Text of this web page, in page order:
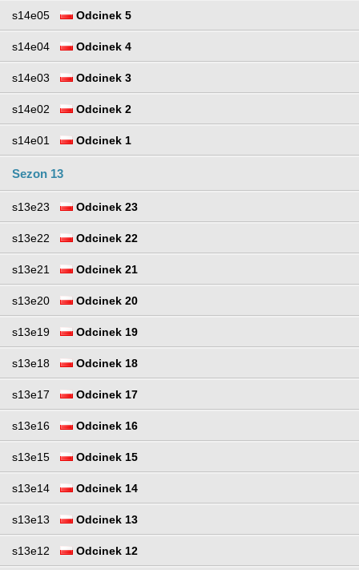
s14e05 Odcinek 5
s14e04 Odcinek 4
s14e03 Odcinek 3
s14e02 Odcinek 2
s14e01 Odcinek 1
Sezon 13
s13e23 Odcinek 23
s13e22 Odcinek 22
s13e21 Odcinek 21
s13e20 Odcinek 20
s13e19 Odcinek 19
s13e18 Odcinek 18
s13e17 Odcinek 17
s13e16 Odcinek 16
s13e15 Odcinek 15
s13e14 Odcinek 14
s13e13 Odcinek 13
s13e12 Odcinek 12